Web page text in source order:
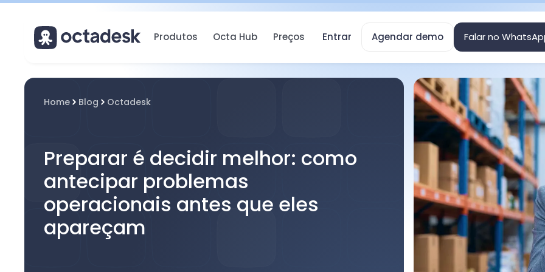
Entrar Agendar demo Falar no
Produtos Octa Hub Preços
Home Blog Octadesk
Preparar é decidir melhor: como
antecipar problemas
operacionais antes que eles
apareçam